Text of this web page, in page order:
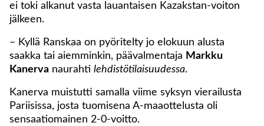
ei toki alkanut vasta lauantaisen Kazakstan-voiton
jälkeen.
– Kyllä Ranskaa on pyöritelty jo elokuun alusta
saakka tai aiemminkin, päävalmentaja Markku
Kanerva naurahti lehdistötilaisuudessa.
Kanerva muistutti samalla viime syksyn vierailusta
Pariisissa, josta tuomisena A-maaottelusta oli
sensaatiomainen 2-0-voitto.